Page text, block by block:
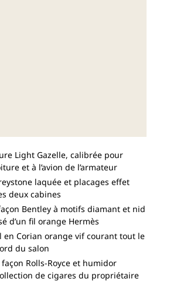
Light Gazelle, calibrée pour
et à l’avion de l’armateur
laquée et placages effet
deux cabines
Bentley à motifs diamant et nid
d’un fil orange Hermès
en Corian orange vif courant tout le
du salon
Rolls-Royce et humidor
de cigares du propriétaire